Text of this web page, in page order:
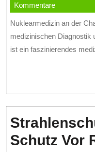
Kommentare
Nuklearmedizin an der Charité: Fortschritte in der
medizinischen Diagnostik
ist ein faszinierendes
Schutz Vor